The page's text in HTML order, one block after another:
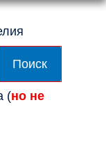
Поиск
(но не